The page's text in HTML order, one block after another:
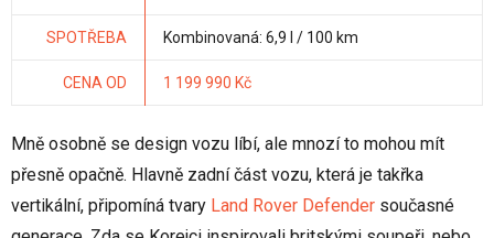
SPOTŘEBA Kombinovaná: 6,9 l / 100 km
CENA OD 1 199 990 Kč
Mně osobně se design vozu líbí, ale mnozí to mohou mít
přesně opačně. Hlavně zadní část vozu, která je takřka
vertikální, připomíná tvary Land Rover Defender současné